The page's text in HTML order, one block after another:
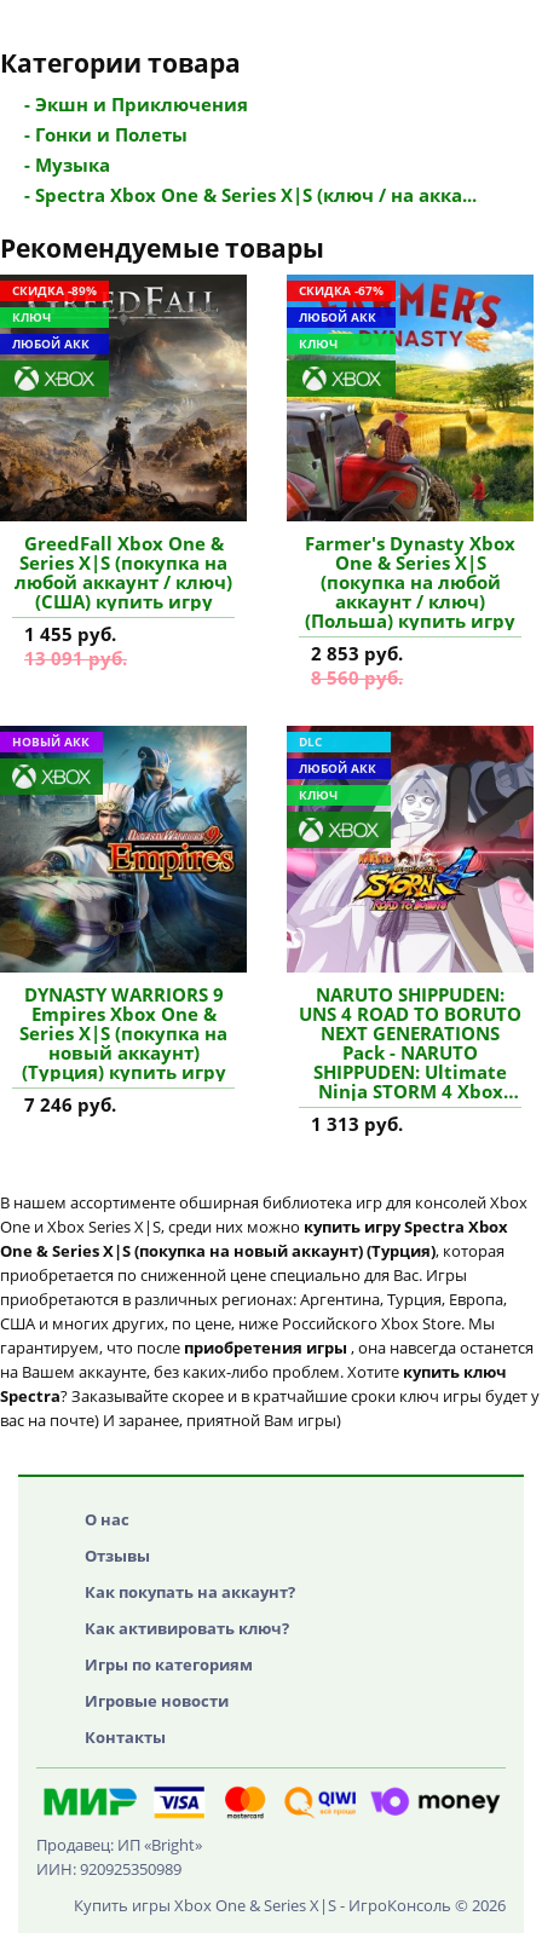
Категории товара
- Экшн и Приключения
- Гонки и Полеты
- Музыка
- Spectra Xbox One & Series X|S (ключ / на акка...
Рекомендуемые товары
СКИДКА -89%
КЛЮЧ
ЛЮБОЙ АКК
GreedFall Xbox One &
Series X|S (покупка на
любой аккаунт / ключ)
(США) купить игру
1 455 руб.
13 091 руб.
СКИДКА -67%
ЛЮБОЙ АКК
КЛЮЧ
Farmer's Dynasty Xbox
One & Series X|S
(покупка на любой
аккаунт / ключ)
(Польша) купить игру
2 853 руб.
8 560 руб.
НОВЫЙ АКК
DYNASTY WARRIORS 9
Empires Xbox One &
Series X|S (покупка на
новый аккаунт)
(Турция) купить игру
7 246 руб.
DLC
ЛЮБОЙ АКК
КЛЮЧ
NARUTO SHIPPUDEN:
UNS 4 ROAD TO BORUTO
NEXT GENERATIONS
Pack - NARUTO
SHIPPUDEN: Ultimate
Ninja STORM 4 Xbox
One & Series X|S
(покупка на любой
1 313 руб.
В нашем ассортименте обширная библиотека игр для консолей Xbox
One и Xbox Series X|S, среди них можно купить игру Spectra Xbox
One & Series X|S (покупка на новый аккаунт) (Турция), которая
приобретается по сниженной цене специально для Вас. Игры
приобретаются в различных регионах: Аргентина, Турция, Европа,
США и многих других, по цене, ниже Российского Xbox Store. Мы
гарантируем, что после приобретения игры , она навсегда останется
на Вашем аккаунте, без каких-либо проблем. Хотите купить ключ
Spectra? Заказывайте скорее и в кратчайшие сроки ключ игры будет у
вас на почте) И заранее, приятной Вам игры)
О нас
Отзывы
Как покупать на аккаунт?
Как активировать ключ?
Игры по категориям
Игровые новости
Контакты
Продавец: ИП «Bright»
ИИН: 920925350989
Купить игры Xbox One & Series X|S - ИгроКонсоль © 2026